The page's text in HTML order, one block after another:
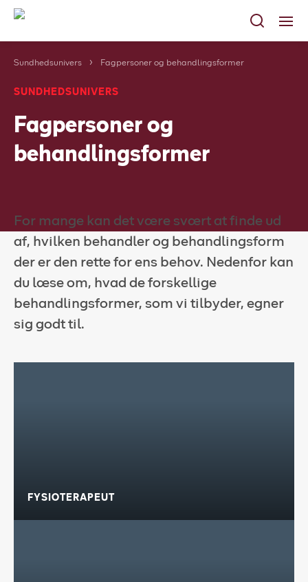
Sundhed
Social & Beskæftigelse
Selvbetjening
Om os
Til behandlere
Kontakt os
Sundhedsunivers Fagpersoner og behandlingsformer
SUNDHEDSUNIVERS
Fagpersoner og
behandlingsformer
For mange kan det være svært at finde ud
af, hvilken behandler og behandlingsform
der er den rette for ens behov. Nedenfor kan
du læse om, hvad de forskellige
behandlingsformer, som vi tilbyder, egner
sig godt til.
FYSIOTERAPEUT